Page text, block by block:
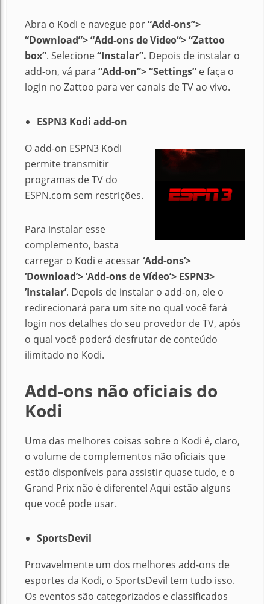
Abra o Kodi e navegue por“Add-ons”>
“Download”> “Add-ons deVideo“> “Zattoo
box”. Selecione“Instalar”. Depois de instalar o
add-on, vá para “Add-on”> “Settings” e faça o
login no Zattoo para ver canais de TV ao vivo.
ESPN3 Kodi add-on
O add-on ESPN3 Kodi
permite transmitir
programas de TV do
ESPN.com sem restrições.
Para instalar esse
complemento, basta
carregar o Kodi e acessar‘Add-ons’>
‘Download’> ‘Add-ons de Vídeo’> ESPN3>
’Instalar’. Depois de instalar o add-on, ele o
redirecionará para um site no qual você fará
login nos detalhes do seu provedor de TV, após
o qual você poderá desfrutar de conteúdo
ilimitado no Kodi.
Add-ons não oficiais do
Kodi
Uma das melhores coisas sobre o Kodi é, claro,
o volume de complementos não oficiais que
estão disponíveis para assistir quase tudo, e o
Grand Prix não é diferente! Aqui estão alguns
que você pode usar.
SportsDevil
Provavelmente um dos melhores add-ons de
esportes da Kodi, o SportsDevil tem tudo isso.
Os eventos são categorizados e classificados